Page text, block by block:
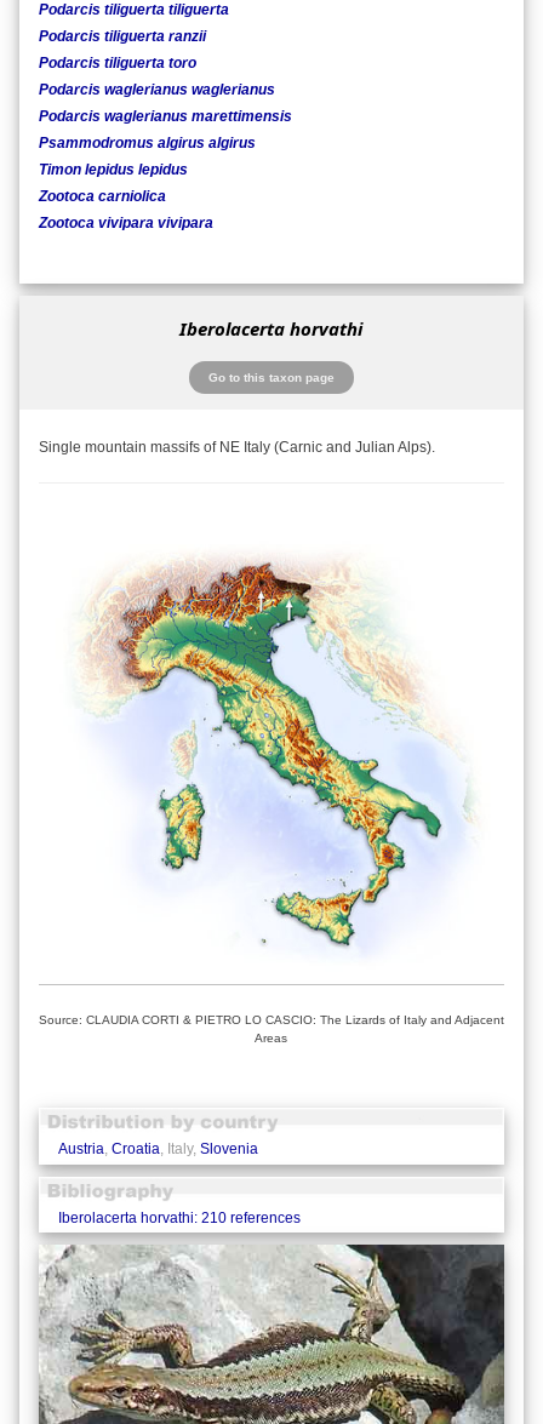
Podarcis tiliguerta tiliguerta
Podarcis tiliguerta ranzii
Podarcis tiliguerta toro
Podarcis waglerianus waglerianus
Podarcis waglerianus marettimensis
Psammodromus algirus algirus
Timon lepidus lepidus
Zootoca carniolica
Zootoca vivipara vivipara
Iberolacerta horvathi
Go to this taxon page
Single mountain massifs of NE Italy (Carnic and Julian Alps).
Source: CLAUDIA CORTI & PIETRO LO CASCIO: The Lizards of Italy and Adjacent
Areas
Austria, Croatia, Italy, Slovenia
Iberolacerta horvathi: 210 references